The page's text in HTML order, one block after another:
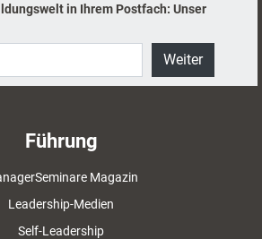
in Ihrem Postfach: Unser
Weiter
Führung
Magazin
Leadership-Medien
Self-Leadership